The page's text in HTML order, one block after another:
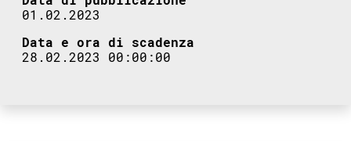
01.02.2023
Data e ora di scadenza
28.02.2023 00:00:00